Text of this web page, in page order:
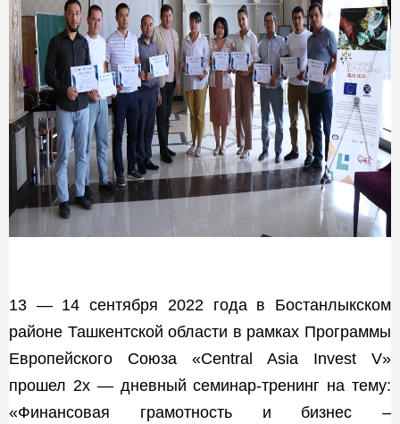
13 — 14 сентября 2022 года в Бостанлыкском
районе Ташкентской области в рамках Программы
Европейского Союза «Central Asia Invest V»
прошел 2х — дневный семинар-тренинг на тему:
«Финансовая грамотность и бизнес –